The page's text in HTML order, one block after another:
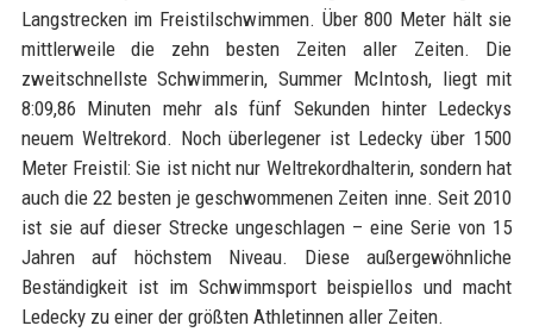
Langstrecken im Freistilschwimmen. Über 800 Meter hält sie
mittlerweile die zehn besten Zeiten aller Zeiten. Die
zweitschnellste Schwimmerin, Summer McIntosh, liegt mit
8:09,86 Minuten mehr als fünf Sekunden hinter Ledeckys
neuem Weltrekord. Noch überlegener ist Ledecky über 1500
Meter Freistil: Sie ist nicht nur Weltrekordhalterin, sondern hat
auch die 22 besten je geschwommenen Zeiten inne. Seit 2010
ist sie auf dieser Strecke ungeschlagen – eine Serie von 15
Jahren auf höchstem Niveau. Diese außergewöhnliche
Beständigkeit ist im Schwimmsport beispiellos und macht
Ledecky zu einer der größten Athletinnen aller Zeiten.